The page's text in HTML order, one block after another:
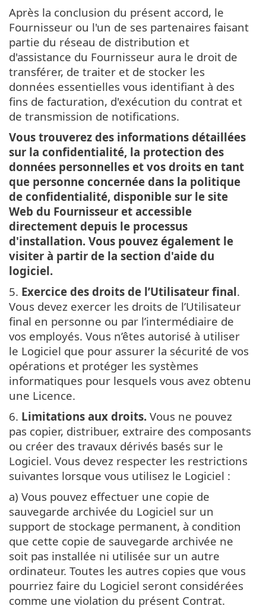
Après la conclusion du présent accord, le
Fournisseur ou l'un de ses partenaires faisant
partie du réseau de distribution et
d'assistance du Fournisseur aura le droit de
transférer, de traiter et de stocker les
données essentielles vous identifiant à des
fins de facturation, d'exécution du contrat et
de transmission de notifications.
Vous trouverez des informations détaillées
sur la confidentialité, la protection des
données personnelles et vos droits en tant
que personne concernée dans la politique
de confidentialité, disponible sur le site
Web du Fournisseur et accessible
directement depuis le processus
d'installation. Vous pouvez également le
visiter à partir de la section d'aide du
logiciel.
5. Exercice des droits de l’Utilisateur final.
Vous devez exercer les droits de l’Utilisateur
final en personne ou par l’intermédiaire de
vos employés. Vous n’êtes autorisé à utiliser
le Logiciel que pour assurer la sécurité de vos
opérations et protéger les systèmes
informatiques pour lesquels vous avez obtenu
une Licence.
6. Limitations aux droits. Vous ne pouvez
pas copier, distribuer, extraire des composants
ou créer des travaux dérivés basés sur le
Logiciel. Vous devez respecter les restrictions
suivantes lorsque vous utilisez le Logiciel :
a) Vous pouvez effectuer une copie de
sauvegarde archivée du Logiciel sur un
support de stockage permanent, à condition
que cette copie de sauvegarde archivée ne
soit pas installée ni utilisée sur un autre
ordinateur. Toutes les autres copies que vous
pourriez faire du Logiciel seront considérées
comme une violation du présent Contrat.